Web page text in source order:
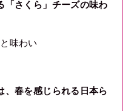
「さくら」チーズの味わ
味わい
、春を感じられる日本ら